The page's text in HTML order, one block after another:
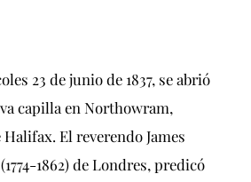
23 de junio de 1837, se abrió
capilla en Northowram,
Halifax. El reverendo James
1862) de Londres, predicó